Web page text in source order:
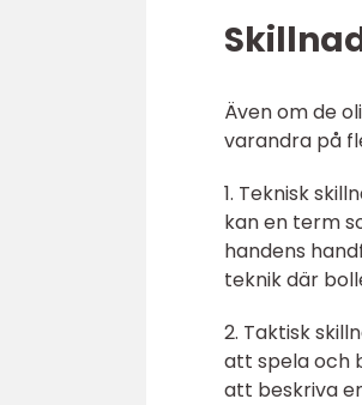
Även om de
varandra på
1. Teknisk
kan en term
handens
teknik där
2. Taktisk
att spela och
att beskriva